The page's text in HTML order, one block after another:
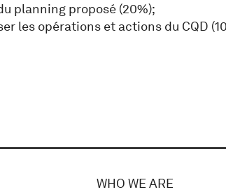
planning proposé (20%);
les opérations et actions du CQD
WHO WE ARE